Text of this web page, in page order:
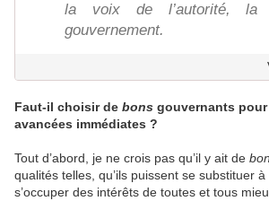
la voix de l’autorité, la
gouvernement.
Faut-il choisir de bons gouvernants
avancées immédiates ?
Tout d’abord, je ne crois pas qu’il y ait de
qualités telles, qu’ils puissent se substituer
s’occuper des intérêts de toutes et tous